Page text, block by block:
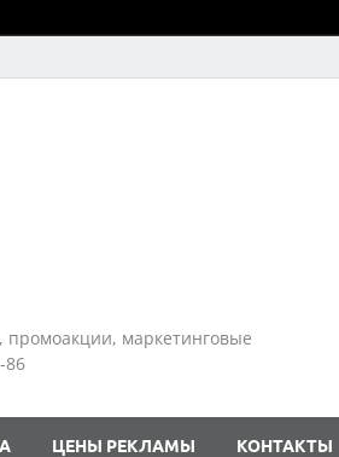
маркетинговые
86
ЦЕНЫ РЕКЛАМЫ КОНТАКТЫ